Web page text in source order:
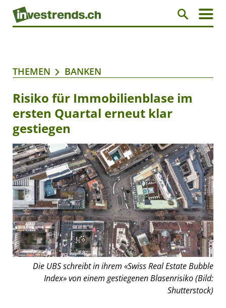
THEMEN BANKEN
Risiko für Immobilienblase im
ersten Quartal erneut klar
gestiegen
Die UBS schreibt in ihrem «Swiss Real Estate Bubble
Index» von einem gestiegenen Blasenrisiko (Bild:
Shutterstock)